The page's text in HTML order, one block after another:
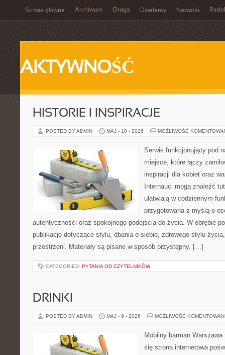
Strona główna Archiwum Droga Działamy Nowości
AKTYWNOŚĆ
HISTORIE I INSPIRACJE
POSTED BY ADMIN MAJ - 10 - 2026 MOŻLIWOŚĆ
Serwis funkcjonujący pod
miejsce, które łączy
inspiracji dla kobiet oraz
Internauci mogą znaleźć
ułatwiają w codziennym
przygotowana z myślą o
autentyczności oraz spokojnego podejścia do życia. W obrębie
publikacje dotyczące stylu, dbania o siebie, zdrowego stylu
przestrzeni. Materiały są pisane w sposób przystępny, […]
CATEGORIES: PYTANIA OD CZYTELNIKÓW
DRINKI
POSTED BY ADMIN MAJ - 9 - 2026 MOŻLIWOŚĆ
Mobilny barman
się strona internetowa